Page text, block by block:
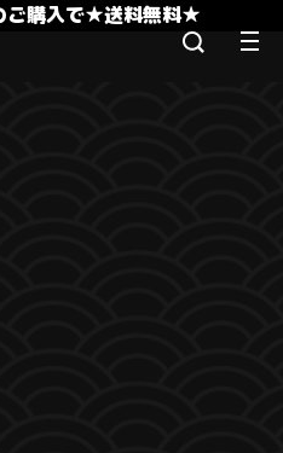
ご購入で★送料無料★